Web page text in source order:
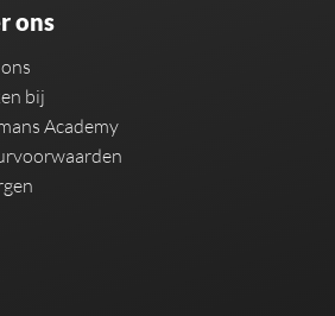
ons
bij
Academy